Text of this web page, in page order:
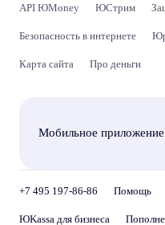
API ЮMoney ЮСтрим
Безопасность в интернете
Карта сайта Про деньги
Мобильное
+7 495 197-86-86 Помощь
ЮKassa для бизнеса